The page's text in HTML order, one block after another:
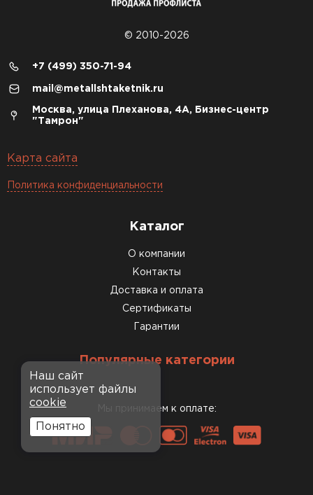
© 2010-2026
+7 (499) 350-71-94
mail@metallshtaketnik.ru
Москва, улица Плеханова, 4А, Бизнес-центр
"Тамрон"
Карта сайта
Политика конфиденциальности
Каталог
О компании
Контакты
Доставка и оплата
Сертификаты
Гарантии
Популярные категории
Мы принимаем к оплате:
Наш сайт
использует файлы
cookie
Понятно